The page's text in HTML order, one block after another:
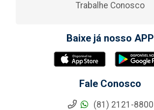
Trabalhe Conosco
Baixe já nosso APP
Fale Conosco
(81) 2121-8800